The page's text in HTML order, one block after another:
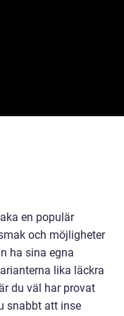
en populär
och möjligheter
ha sina egna
lika läckra
du väl har provat
snabbt att inse